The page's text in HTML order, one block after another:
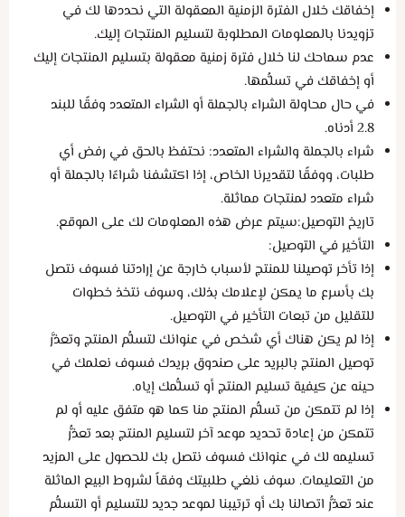
إخفاقك خلال الفترة الزمنية المعقولة التي نحددها لك في
تزويدنا بالمعلومات المطلوبة لتسليم المنتجات إليك.
عدم سماحك لنا خلال فترة زمنية معقولة بتسليم المنتجات إليك
أو إخفاقك في تسلُّمها.
في حال محاولة الشراء بالجملة أو الشراء المتعدد وفقًا للبند
2.8 أدناه.
شراء بالجملة والشراء المتعدد: نحتفظ بالحق في رفض أي
طلبات، ووفقًا لتقديرنا الخاص، إذا اكتشفنا شراءًا بالجملة أو
شراء متعدد لمنتجات مماثلة.
تاريخ التوصيل:سيتم عرض هذه المعلومات لك على الموقع.
التأخير في التوصيل:
إذا تأخر توصيلنا للمنتج لأسباب خارجة عن إرادتنا فسوف نتصل
بك بأسرع ما يمكن لإعلامك بذلك، وسوف نتخذ خطوات
للتقليل من تبعات التأخير في التوصيل.
إذا لم يكن هناك أي شخص في عنوانك لتسلُّم المنتج وتعذَّر
توصيل المنتج بالبريد على صندوق بريدك فسوف نعلمك في
حينه عن كيفية تسليم المنتج أو تسلُّمك إياه.
إذا لم تتمكن من تسلُّم المنتج منا كما هو متفق عليه أو لم
تتمكن من إعادة تحديد موعد آخر لتسليم المنتج بعد تعذُّر
تسليمه لك في عنوانك فسوف نتصل بك للحصول على المزيد
من التعليمات. سوف نلغي طلبيتك وفقاً لشروط البيع الماثلة
عند تعذُّر اتصالنا بك أو ترتيبنا لموعد جديد للتسليم أو التسلُّم